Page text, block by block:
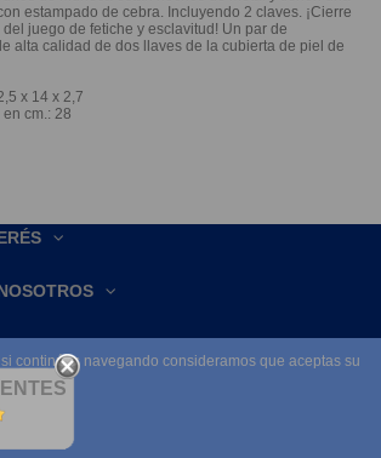
estampado de cebra. Incluyendo 2 claves. ¡Cierre
juego de fetiche y esclavitud! Un par de
alta calidad de dos llaves de la cubierta de piel de
x 14 x 2,7
cm.: 28
continúas navegando consideramos que aceptas su